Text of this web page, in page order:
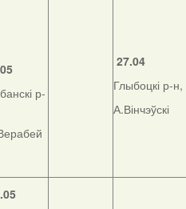
р-
27.04
Глыбоцкі р-н,
А.Вінчэўскі